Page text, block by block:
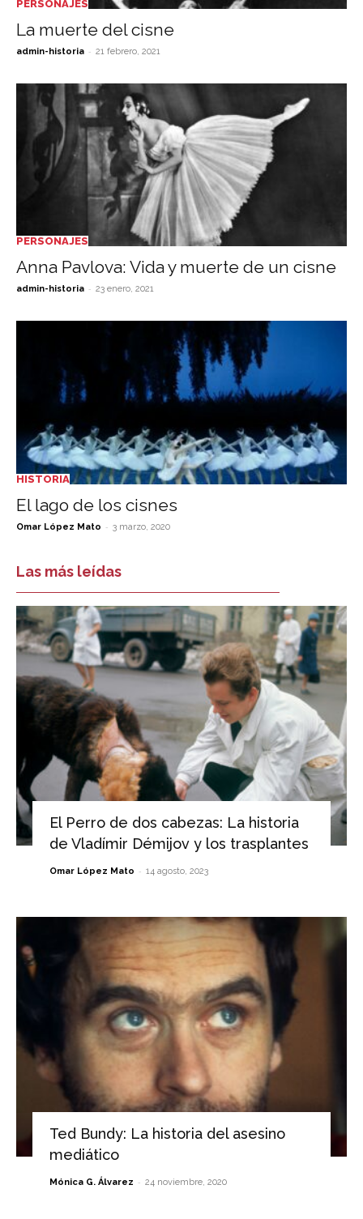
PERSONAJES
La muerte del cisne
admin-historia - 21 febrero, 2021
PERSONAJES
Anna Pavlova: Vida y muerte de un cisne
admin-historia - 23 enero, 2021
HISTORIA
El lago de los cisnes
Omar López Mato - 3 marzo, 2020
Las más leídas
El Perro de dos cabezas: La historia
de Vladímir Démijov y los trasplantes
Omar López Mato - 14 agosto, 2023
Ted Bundy: La historia del asesino
mediático
Mónica G. Álvarez - 24 noviembre, 2020